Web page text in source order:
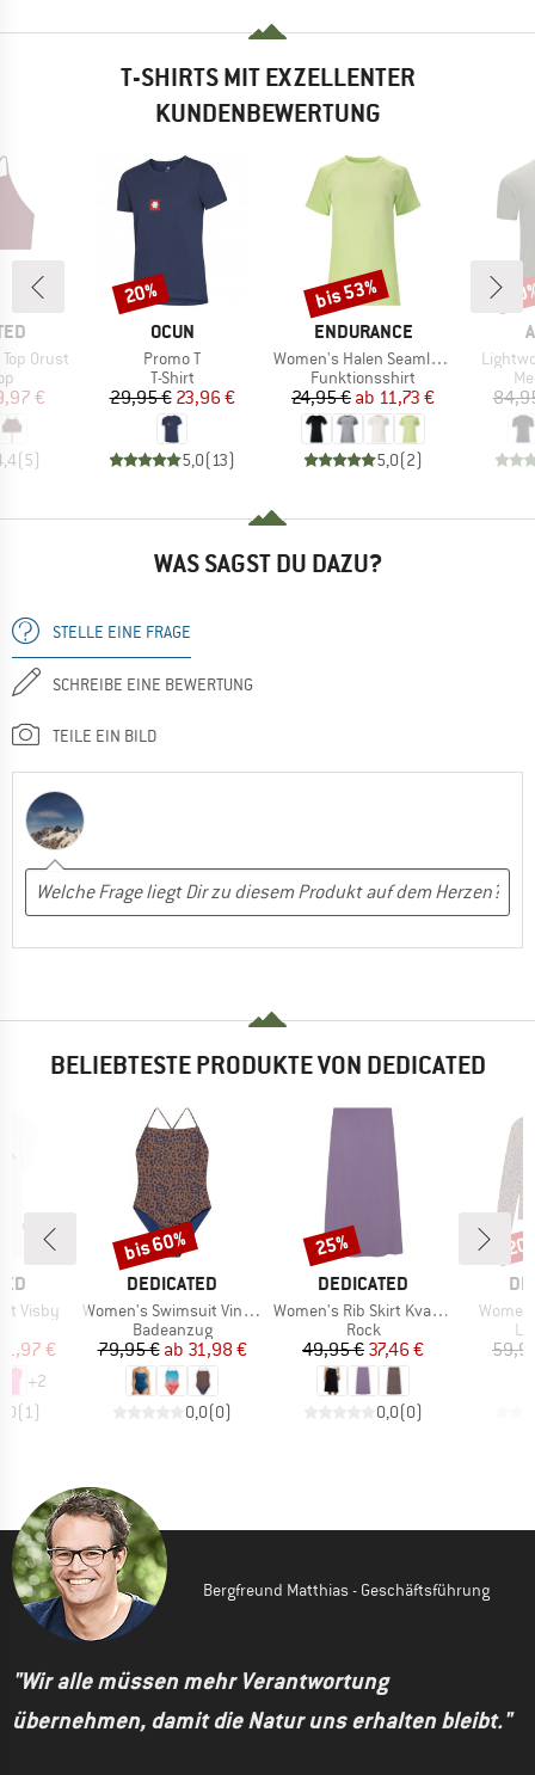
T-SHIRTS MIT EXZELLENTER
KUNDENBEWERTUNG
Orust
Preis
€
(5)
MARKE
OCUN
Artikel
Promo T
Produktgruppe
T-Shirt
Preis
29,95 €reduzierter Preis
23,96 €
5,0(13)
Rabatt
20%
MARKE
ENDURANCE
Artikel
Women's Halen Seamless S/S Tee
Produktgruppe
Funktionsshirt
Preis
24,95 € reduzierter Preis
ab 11,73 €
5,0(2)
Rabatt
bis 53%
Artikel
WAS SAGST DU DAZU?
STELLE EINE FRAGE
SCHREIBE EINE BEWERTUNG
TEILE EIN BILD
BELIEBTESTE PRODUKTE VON DEDICATED
Visby
Preis
€
+2
(1)
MARKE
DEDICATED
Artikel
Women's Swimsuit Vinterviken
Produktgruppe
Badeanzug
Preis
79,95 € reduzierter Preis
ab 31,98 €
0,0(0)
Rabatt
bis 60%
MARKE
DEDICATED
Artikel
Women's Rib Skirt Kvarnvik
Produktgruppe
Rock
Preis
49,95 €reduzierter Preis
37,46 €
0,0(0)
Rabatt
25%
Artikel
Bergfreund Matthias - Geschäftsführung
"Wir alle müssen mehr Verantwortung
übernehmen, damit die Natur uns erhalten bleibt."